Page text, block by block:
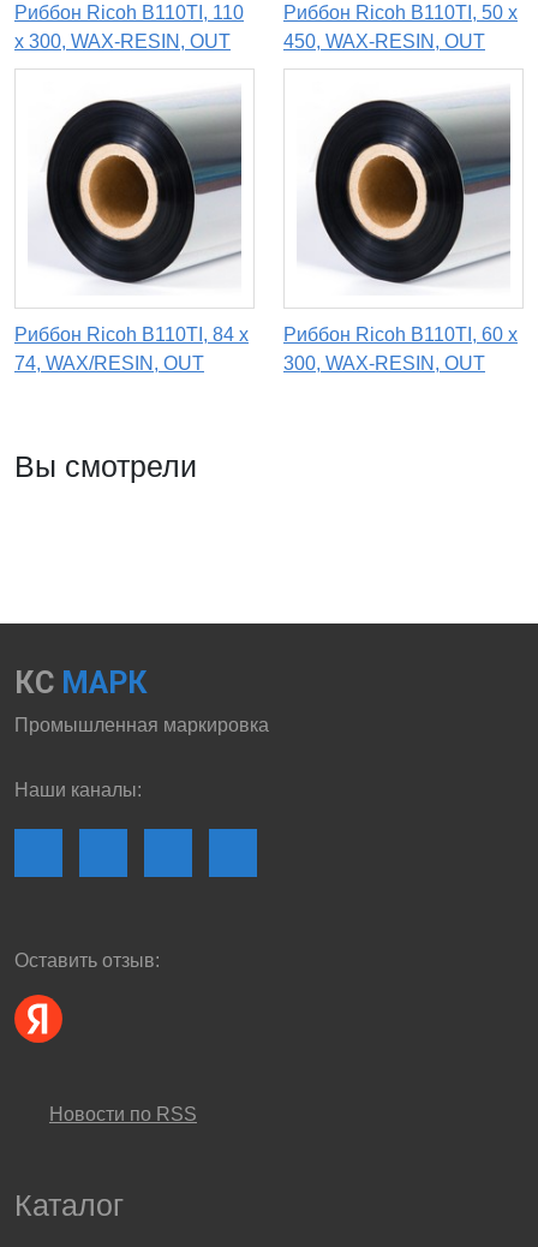
Риббон Ricoh B110TI, 110
х 300, WAX-RESIN, OUT
Риббон Ricoh B110TI, 50 х
450, WAX-RESIN, OUT
Риббон Ricoh B110TI, 84 х
74, WAX/RESIN, OUT
Риббон Ricoh B110TI, 60 х
300, WAX-RESIN, OUT
Вы смотрели
КС МАРК
Промышленная маркировка
Наши каналы:
Оставить отзыв:
Новости по RSS
Каталог